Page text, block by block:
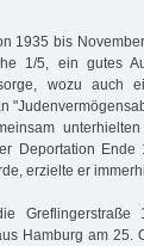
1935 bis
1/5, ein gutes
wozu auch
Deportation Ende
erzielte er
Greflingerstraße
Hamburg am 25.